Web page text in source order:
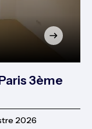
3ème
2026